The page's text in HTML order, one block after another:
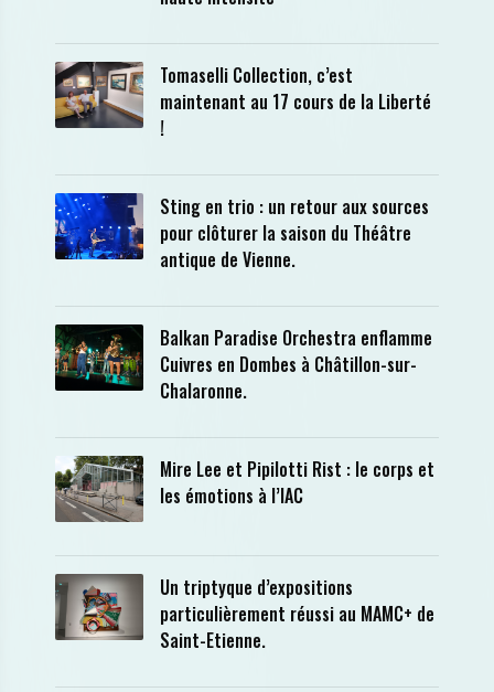
Tomaselli Collection, c’est
maintenant au 17 cours de la Liberté
!
Sting en trio : un retour aux sources
pour clôturer la saison du Théâtre
antique de Vienne.
Balkan Paradise Orchestra enflamme
Cuivres en Dombes à Châtillon-sur-
Chalaronne.
Mire Lee et Pipilotti Rist : le corps et
les émotions à l’IAC
Un triptyque d’expositions
particulièrement réussi au MAMC+ de
Saint-Etienne.